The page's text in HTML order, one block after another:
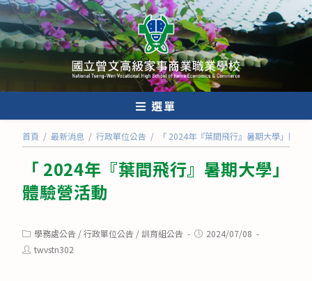
跳
轉
至
內
選單
首頁 / 最新消息 / 行政單位公告 / 「 2024年『葉間飛行』暑期大學」體驗
「 2024年『葉間飛行』暑期大學」
體驗營活動
Post
category:
學務處公告 /行政單位公告 /訓育組公告
Post2024/07/08
Posttwvstn302